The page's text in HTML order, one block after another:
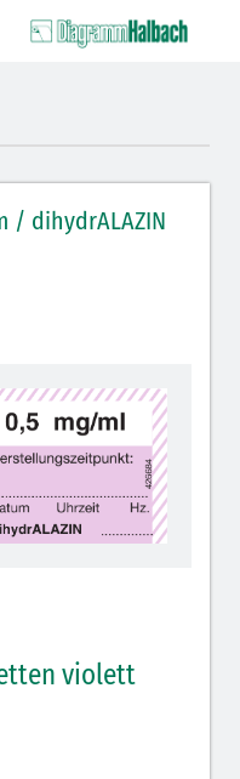
2012
schraffiert): DIVI
(hellviolett
schwarzem
/ dihydrALAZIN
violett